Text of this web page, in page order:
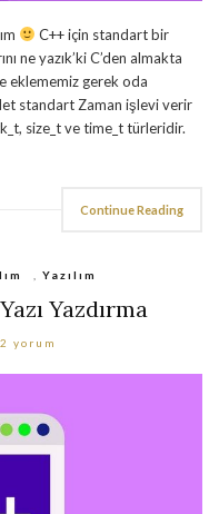
C++ için standart bir
ne yazık’ki C’den almakta
eklememiz gerek oda
standart Zaman işlevi verir
size_t ve time_t türleridir.
Continue Reading
Yazılım
Yazdırma
2 yorum